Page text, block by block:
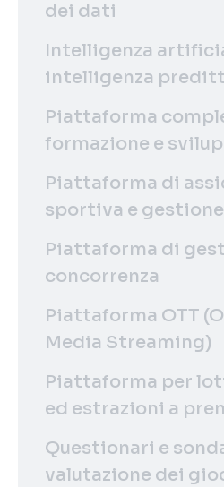
dei dati
Intelligenza
intelligenza
Piattaforma
formazione e
Piattaforma di
sportiva e
Piattaforma di
concorrenza
Piattaforma OTT
Media Streaming)
Piattaforma per
ed estrazioni a
Questionari e
valutazione dei